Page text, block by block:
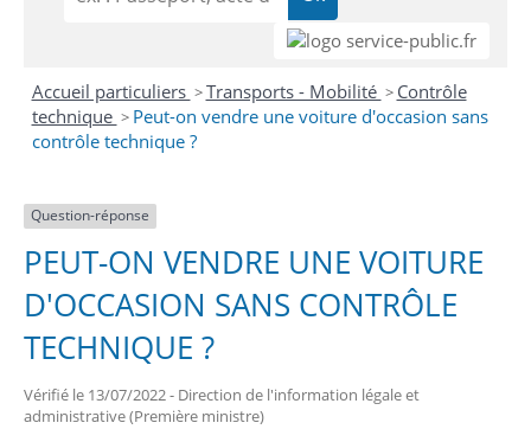
Accueil particuliers >Transports - Mobilité > Contrôle
technique > Peut-on vendre une voiture d'occasion sans
contrôle technique ?
Question-réponse
PEUT-ON VENDRE UNE VOITURE
D'OCCASION SANS CONTRÔLE
TECHNIQUE ?
Vérifié le 13/07/2022 - Direction de l'information légale et
administrative (Première ministre)